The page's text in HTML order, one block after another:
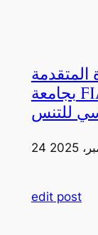
المتقدمة
بجامعة FIA يزورون ملعب رولان
للتنس
2025
edit post